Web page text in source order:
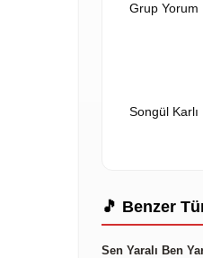
Grup Yorum
Songül Karlı
🎵 Benzer
Sen Yaralı Ben